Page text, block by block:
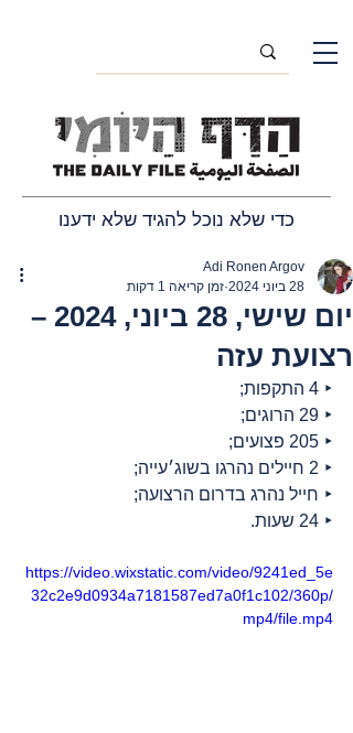
כדי שלא נוכל להגיד שלא ידענו
יום שישי, 28 ביוני, 2024 –
רצועת עזה
Adi Ronen Argov
28 ביוני 2024
זמן קריאה 1 דקות
‣ 4 התקפות;
‣ 29 הרוגים;
‣ 205 פצועים;
‣ 2 חיילים נהרגו בשוג׳עייה;
‣ חייל נהרג בדרום הרצועה;
‣ 24 שעות.
https://video.wixstatic.com/video/9241ed_5e
32c2e9d0934a7181587ed7a0f1c102/360p/
mp4/file.mp4